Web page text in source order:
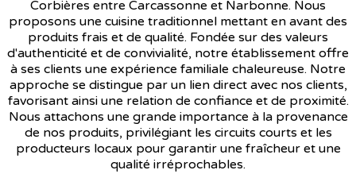
Corbières entre Carcassonne et Narbonne. Nous
proposons une cuisine traditionnel mettant en avant des
produits frais et de qualité. Fondée sur des valeurs
d'authenticité et de convivialité, notre établissement offre
à ses clients une expérience familiale chaleureuse. Notre
approche se distingue par un lien direct avec nos clients,
favorisant ainsi une relation de confiance et de proximité.
Nous attachons une grande importance à la provenance
de nos produits, privilégiant les circuits courts et les
producteurs locaux pour garantir une fraîcheur et une
qualité irréprochables.